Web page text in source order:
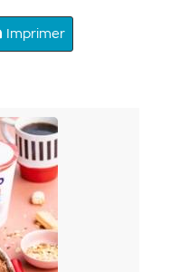
Imprimer